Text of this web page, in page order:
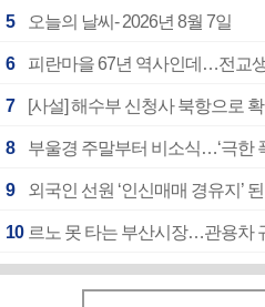
5 오늘의 날씨- 2026년 8월 7일
6 피란마을 67년 역사인데…전교
7 [사설] 해수부 신청사 북항으로
8 부울경 주말부터 비소식…‘극한
9 외국인 선원 ‘인신매매 경유지’
10 르노 못 타는 부산시장…관용차